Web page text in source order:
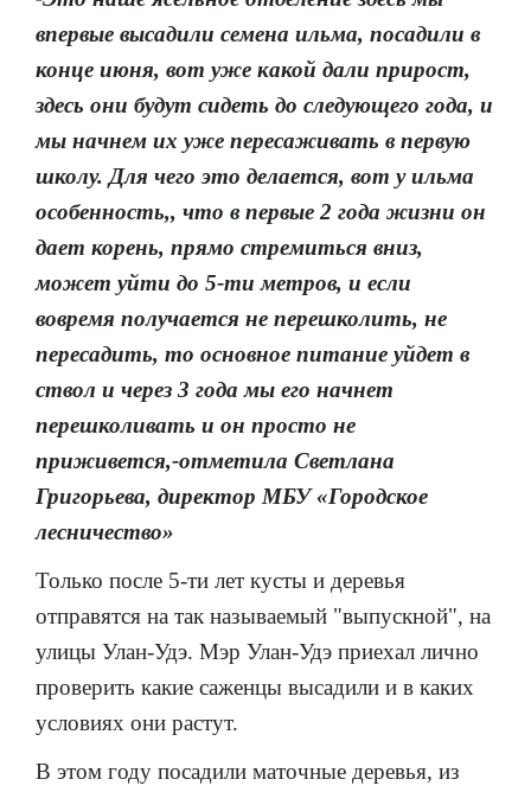
впервые высадили семена ильма, посадили в
конце июня, вот уже какой дали прирост,
здесь они будут сидеть до следующего года, и
мы начнем их уже пересаживать в первую
школу. Для чего это делается, вот у ильма
особенность,, что в первые 2 года жизни он
дает корень, прямо стремиться вниз,
может уйти до 5-ти метров, и если
вовремя получается не перешколить, не
пересадить, то основное питание уйдет в
ствол и через 3 года мы его начнет
перешколивать и он просто не
приживется,-отметила Светлана
Григорьева, директор МБУ «Городское
лесничество»
Только после 5-ти лет кусты и деревья
отправятся на так называемый "выпускной", на
улицы Улан-Удэ. Мэр Улан-Удэ приехал лично
проверить какие саженцы высадили и в каких
условиях они растут.
В этом году посадили маточные деревья, из